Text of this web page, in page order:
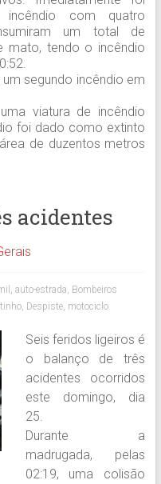
com quatro
um total de
mato, tendo o incêndio
segundo incêndio em
viatura de incêndio
foi dado como extinto
de duzentos metros
acidentes
, auto-estrada, Bombeiros
, Despiste, motociclo
Seis feridos ligeiros é
o balanço de três
acidentes ocorridos
este domingo, dia
25.
Durante a
madrugada, pelas
02:19, uma colisão